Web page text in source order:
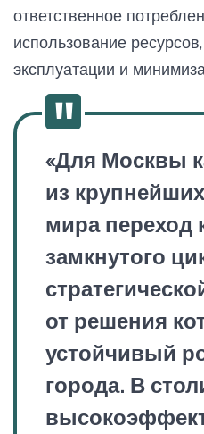
ответственное
использование
эксплуатации и
«Для Москвы
из
мира переход
замкнутого
от решения
устойчивый
города. В